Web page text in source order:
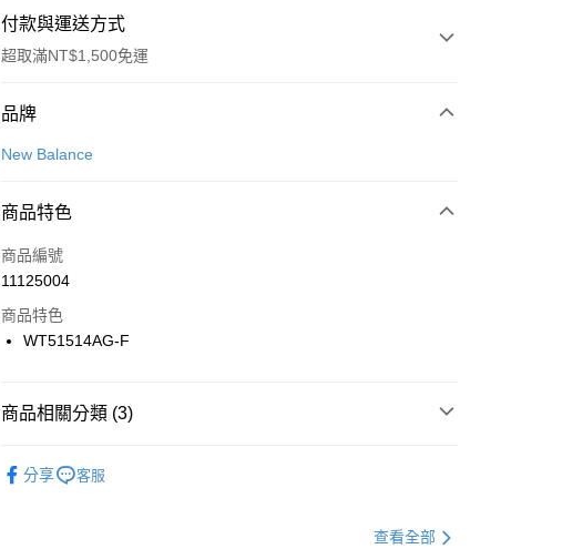
付款與運送方式
超取滿NT$1,500免運
付款方式
信用卡一次付款
合作金庫商業銀行
華南商業銀行
上海商業儲蓄銀行
國泰世華商業銀行
聯邦商業銀行
台新國際商業銀行
LINE Pay
Apple Pay
【關於「AFTEE先享後付」】
品牌
New Balance
商品特色
商品編號
11125004
商品特色
WT51514AG-F
商品相關分類 (3)
分享 客服
查看全部